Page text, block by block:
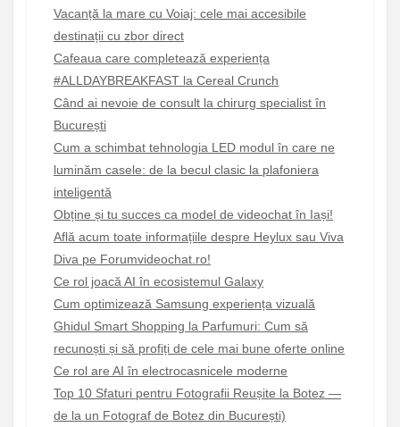
Vacanță la mare cu Voiaj: cele mai accesibile
destinații cu zbor direct
Cafeaua care completează experiența
#ALLDAYBREAKFAST la Cereal Crunch
Când ai nevoie de consult la chirurg specialist în
București
Cum a schimbat tehnologia LED modul în care ne
luminăm casele: de la becul clasic la plafoniera
inteligentă
Obține și tu succes ca model de videochat în Iași!
Află acum toate informațiile despre Heylux sau Viva
Diva pe Forumvideochat.ro!
Ce rol joacă AI în ecosistemul Galaxy
Cum optimizează Samsung experiența vizuală
Ghidul Smart Shopping la Parfumuri: Cum să
recunoști și să profiți de cele mai bune oferte online
Ce rol are AI în electrocasnicele moderne
Top 10 Sfaturi pentru Fotografii Reușite la Botez —
de la un Fotograf de Botez din București)